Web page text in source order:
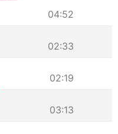
04:52
02:33
02:19
03:13